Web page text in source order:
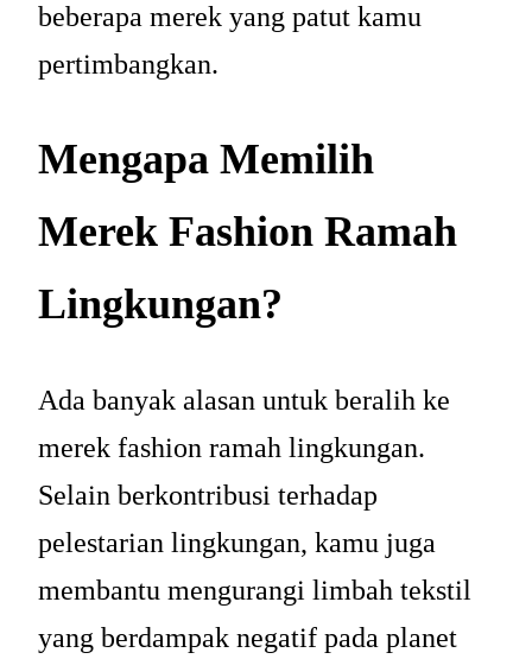
beberapa merek yang patut kamu
pertimbangkan.
Mengapa Memilih
Merek Fashion Ramah
Lingkungan?
Ada banyak alasan untuk beralih ke
merek fashion ramah lingkungan.
Selain berkontribusi terhadap
pelestarian lingkungan, kamu juga
membantu mengurangi limbah tekstil
yang berdampak negatif pada planet